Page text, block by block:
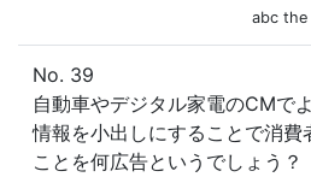
abc the
No. 39
自動車やデジタル家電のCMで
情報を小出しにすることで消費
ことを何広告というでしょう？